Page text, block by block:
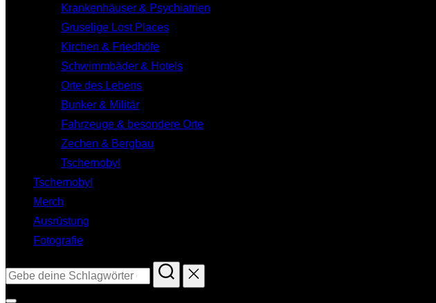
Krankenhäuser & Psychiatrien
Gruselige Lost Places
Kirchen & Friedhöfe
Schwimmbäder & Hotels
Orte des Lebens
Bunker & Militär
Fahrzeuge & besondere Orte
Zechen & Bergbau
Tschernobyl
Tschernobyl
Merch
Ausrüstung
Fotografie
Suchen